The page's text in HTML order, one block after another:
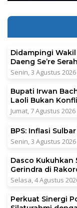
Didampingi Wakil
Daeng Se’re
Senin, 3 Agustus 2026
Bupati Irwan
Laoli Bukan
Jumat, 7 Agustus 2026
BPS: Inflasi
Senin, 3 Agustus 2026
Dasco Kukuhkan
Gerindra di
Selasa, 4 Agustus
Perkuat Sinergi